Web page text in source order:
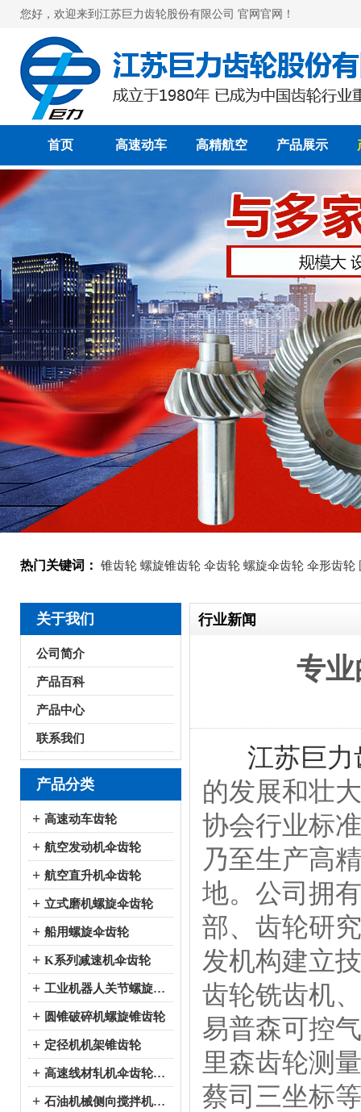
您好，欢迎来到江苏巨力齿轮股份有限公司 官网官网！
首页 高速动车 高精航空 产品展示
热门关键词： 锥齿轮 螺旋锥齿轮 伞齿轮 螺旋伞齿轮 伞形齿轮
关于我们
公司简介
产品百科
产品中心
联系我们
产品分类
+ 高速动车齿轮
+ 航空发动机伞齿轮
+ 航空直升机伞齿轮
+ 立式磨机螺旋伞齿轮
+ 船用螺旋伞齿轮
+ K系列减速机伞齿轮
+ 工业机器人关节螺旋伞齿轮
+ 圆锥破碎机螺旋锥齿轮
+ 定径机机架锥齿轮
+ 高速线材轧机伞齿轮系列
+ 石油机械侧向搅拌机伞齿轮系列
行业新闻
专
江苏巨
的发展和壮
协会行业标
乃至生产高
地。公司拥
部、齿轮研
发机构建立
齿轮铣齿机
易普森可控
里森齿轮测
蔡司三坐标